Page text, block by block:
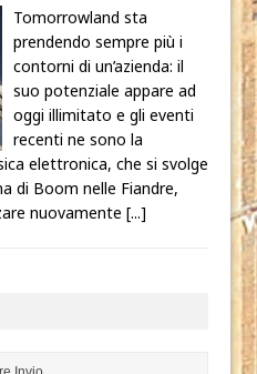
Tomorrowland sta
prendendo sempre più i
contorni di un’azienda: il
suo potenziale appare ad
oggi illimitato e gli eventi
recenti ne sono la
elettronica, che si svolge
di Boom nelle Fiandre,
nuovamente [...]